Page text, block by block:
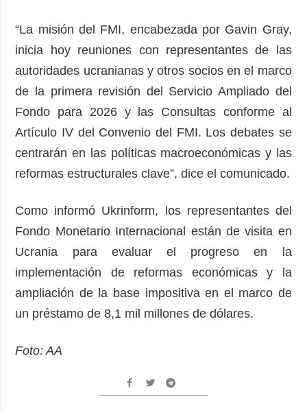
Releases
“La misión del FMI, encabezada por Gavin Gray,
inicia hoy reuniones con representantes de las
autoridades ucranianas y otros socios en el marco
de la primera revisión del Servicio Ampliado del
Fondo para 2026 y las Consultas conforme al
Artículo IV del Convenio del FMI. Los debates se
centrarán en las políticas macroeconómicas y las
reformas estructurales clave”, dice el comunicado.
Como informó Ukrinform, los representantes del
Fondo Monetario Internacional están de visita en
Ucrania para evaluar el progreso en la
implementación de reformas económicas y la
ampliación de la base impositiva en el marco de
un préstamo de 8,1 mil millones de dólares.
Foto: AA